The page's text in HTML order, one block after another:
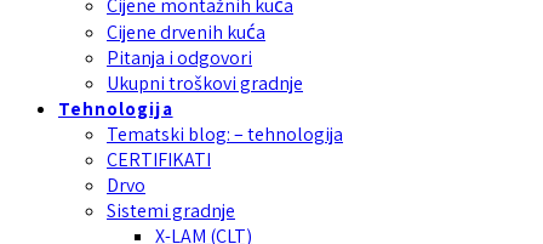
Cijene montažnih kuća
Cijene drvenih kuća
Pitanja i odgovori
Ukupni troškovi gradnje
Tehnologija
Tematski blog: – tehnologija
CERTIFIKATI
Drvo
Sistemi gradnje
X-LAM (CLT)